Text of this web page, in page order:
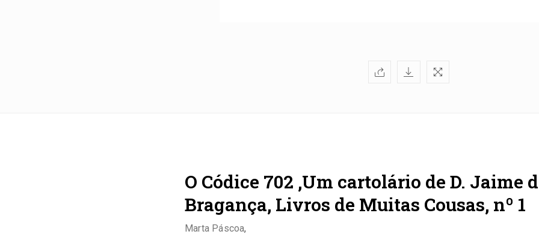
O Códice 702 ,Um cartolário de D. Jaime
Bragança, Livros de Muitas Cousas, nº 1
Marta Páscoa,